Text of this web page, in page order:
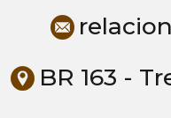
BR 163 -